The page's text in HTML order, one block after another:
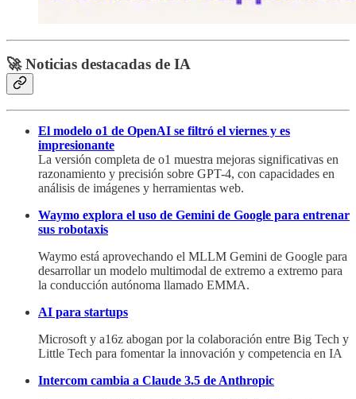
🚀 Noticias destacadas de IA
El modelo o1 de OpenAI se filtró el viernes y es
impresionante
La versión completa de o1 muestra mejoras significativas en
razonamiento y precisión sobre GPT-4, con capacidades en
análisis de imágenes y herramientas web.
Waymo explora el uso de Gemini de Google para entrenar
sus robotaxis
Waymo está aprovechando el MLLM Gemini de Google para
desarrollar un modelo multimodal de extremo a extremo para
la conducción autónoma llamado EMMA.
AI para startups
Microsoft y a16z abogan por la colaboración entre Big Tech y
Little Tech para fomentar la innovación y competencia en IA
Intercom cambia a Claude 3.5 de Anthropic